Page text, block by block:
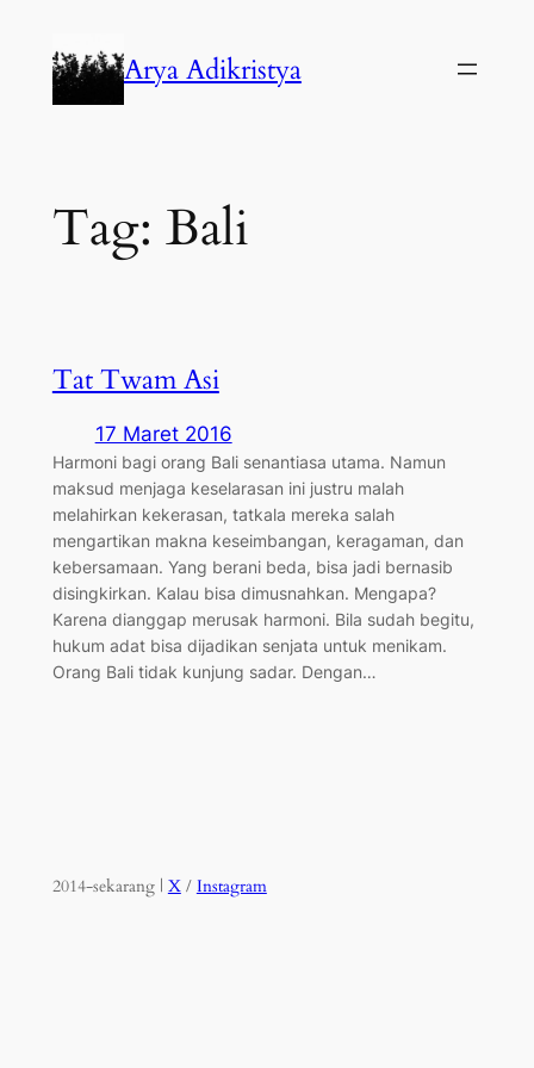
konten
Arya Adikristya
Tag: Bali
Tat Twam Asi
17 Maret 2016
Harmoni bagi orang Bali senantiasa utama. Namun
maksud menjaga keselarasan ini justru malah
melahirkan kekerasan, tatkala mereka salah
mengartikan makna keseimbangan, keragaman, dan
kebersamaan. Yang berani beda, bisa jadi bernasib
disingkirkan. Kalau bisa dimusnahkan. Mengapa?
Karena dianggap merusak harmoni. Bila sudah begitu,
hukum adat bisa dijadikan senjata untuk menikam.
Orang Bali tidak kunjung sadar. Dengan…
2014-sekarang | X/ Instagram